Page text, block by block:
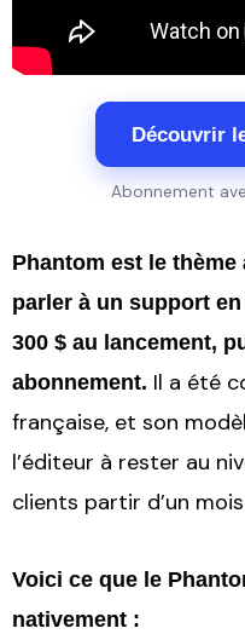
Découvrir
Abonnement
Phantom est le
parler à un support
300 $ au lancement,
abonnement. Il a été
française, et son
l’éditeur à rester au
clients partir d’un
Voici ce que le
nativement :